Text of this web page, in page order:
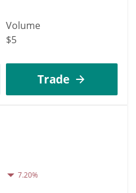
Volume
$5
Trade
7.20%